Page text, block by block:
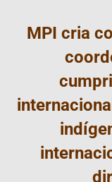
MPI cria